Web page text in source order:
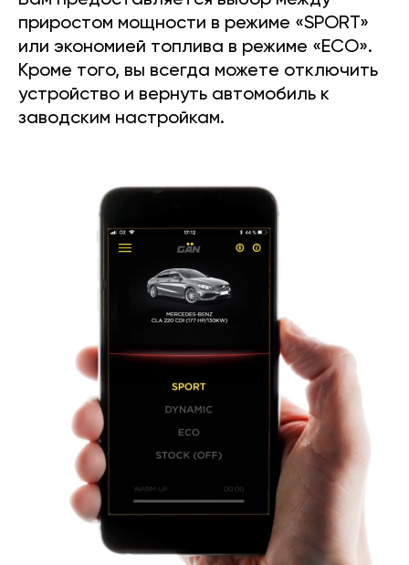
приростом мощности в режиме «SPORT»
или экономией топлива в режиме «ECO».
Кроме того, вы всегда можете отключить
устройство и вернуть автомобиль к
заводским настройкам.